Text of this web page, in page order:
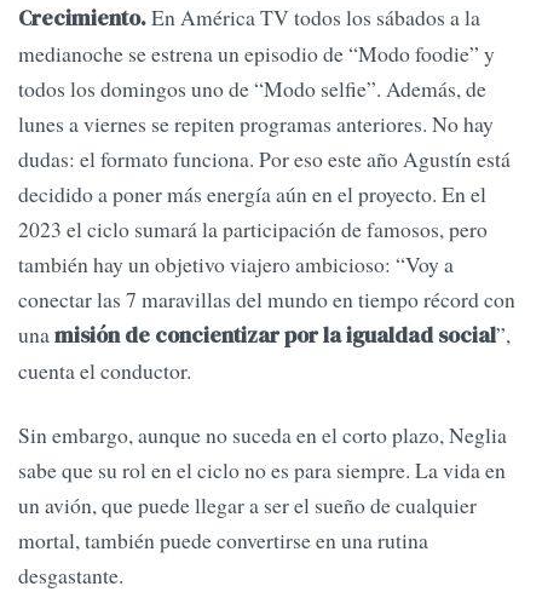
Crecimiento.En América TV todos los sábados a la
medianoche se estrena un episodio de “Modo foodie” y
todos los domingos uno de “Modo selfie”. Además, de
lunes a viernes se repiten programas anteriores. No hay
dudas: el formato funciona. Por eso este año Agustín está
decidido a poner más energía aún en el proyecto. En el
2023 el ciclo sumará la participación de famosos, pero
también hay un objetivo viajero ambicioso: “Voy a
conectar las 7 maravillas del mundo en tiempo récord con
unamisión de concientizar por la igualdad social”,
cuenta el conductor.
Sin embargo, aunque no suceda en el corto plazo, Neglia
sabe que su rol en el ciclo no es para siempre. La vida en
un avión, que puede llegar a ser el sueño de cualquier
mortal, también puede convertirse en una rutina
desgastante.